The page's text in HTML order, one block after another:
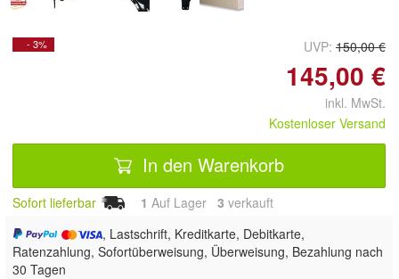
- 3% UVP: 150,00 €
145,00 €
inkl. MwSt.
Kostenloser Versand
In den Warenkorb
Sofort lieferbar 1 Auf Lager 3 verkauft
, Lastschrift, Kreditkarte, Debitkarte,
Ratenzahlung, Sofortüberweisung, Überweisung, Bezahlung nach
30 Tagen